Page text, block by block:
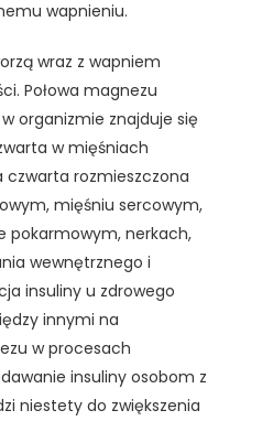
wapnieniu.
wraz z wapniem
Połowa magnezu
organizmie znajduje się
w mięśniach
czwarta rozmieszczona
mięśniu sercowym,
pokarmowym, nerkach,
wewnętrznego i
insuliny u zdrowego
innymi na
w procesach
insuliny osobom z
niestety do zwiększenia